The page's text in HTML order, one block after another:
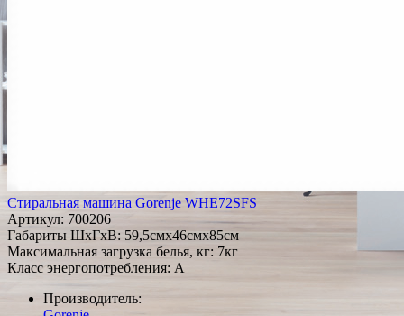
Стиральная машина Gorenje WHE72SFS
Артикул: 700206
Габариты ШxГxВ: 59,5смx46смx85см
Максимальная загрузка белья, кг: 7кг
Класс энергопотребления: A
Производитель: